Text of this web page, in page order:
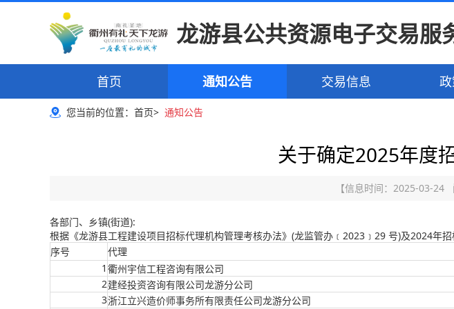
龙游县公共资源电子交易服
首页 通知公告 交易信息
您当前的位置： 首页> 通知公告
关于确定2025年度
【信息时间：2025-03-24
各部门、乡镇(街道):
根据《龙游县工程建设项目招标代理机构管理考核办法》(龙监管办﹝2023﹞29 号)及2024
序号
代理
1 衢州宇信工程咨询有限公司
2建经投资咨询有限公司龙游分公司
3浙江立兴造价师事务所有限责任公司龙游分公司